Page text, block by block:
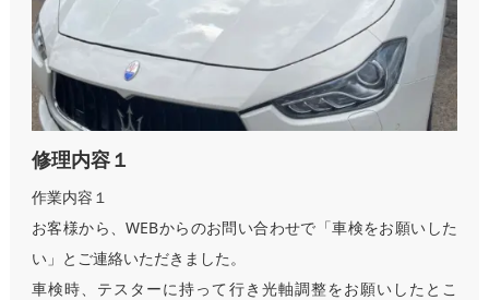
修理内容１
作業内容１
お客様から、WEBからのお問い合わせで「車検をお願いした
い」とご連絡いただきました。
車検時、テスターに持って行き光軸調整をお願いしたとこ